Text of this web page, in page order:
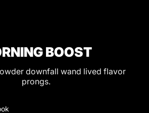
BOOST
downfall wand lived flavor
prongs.